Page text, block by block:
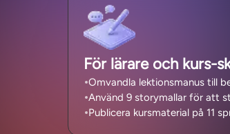
För lärare och kurs-
Omvandla lektionsmanus till
Använd 9 storymallar för att
Publicera kursmaterial på 11